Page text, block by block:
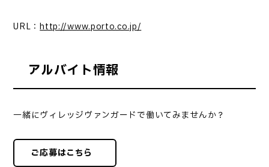
URL：http://www.porto.co.jp/
アルバイト情報
一緒にヴィレッジヴァンガードで働いてみませんか？
ご応募はこちら